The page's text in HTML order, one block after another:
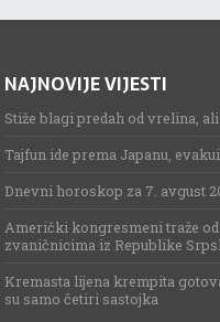
NAJNOVIJE VIJESTI
Stiže blagi predah od vrelina,
Tajfun ide prema Japanu,
Dnevni horoskop za 7. avgust
Američki kongresmeni traže
zvaničnicima iz Republike
Kremasta lijena krempita
su samo četiri sastojka